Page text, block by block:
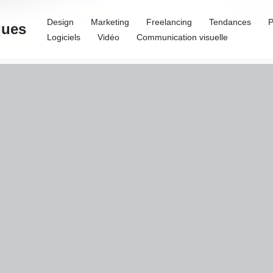
Design Marketing Freelancing Tendances
Logiciels
Vidéo Communication visuelle